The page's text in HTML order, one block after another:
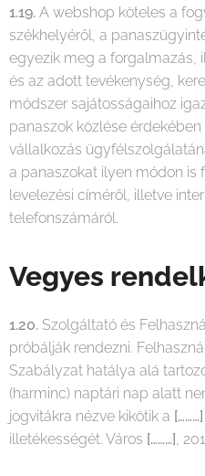
1.19. A webshop köteles a
székhelyéről, a
egyezik meg a forgalmazás,
és az adott tevékenység,
módszer sajátosságaihoz
panaszok közlése
vállalkozás
a panaszokat ilyen módon is
levelezési címéről, illetve
telefonszámáról.
Vegyes
1.20. Szolgáltató és
próbálják rendezni.
Szabályzat hatálya alá
(harminc) naptári nap alatt
jogvitákra nézve kikötik a [………]
illetékességét. Város [………],